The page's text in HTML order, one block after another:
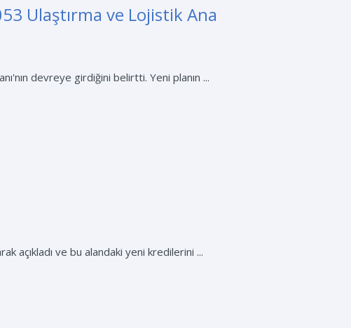
Ulaştırma ve Lojistik Ana
devreye girdiğini belirtti. Yeni planın ...
açıkladı ve bu alandaki yeni kredilerini ...